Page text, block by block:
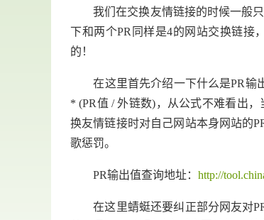
我们在交换友情链接的时候一般只
下和两个PR同样是4的网站交换链接
的！
在这里首先介绍一下什么是PR输出
* (PR值 / 外链数)，从公式不难看出
换友情链接时对自己网站本身网站的
歌惩罚。
PR输出值查询地址： http://
在这里蜻蜓还要纠正部分网友对PR